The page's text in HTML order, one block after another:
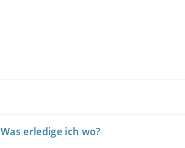
Was erledige ich wo?